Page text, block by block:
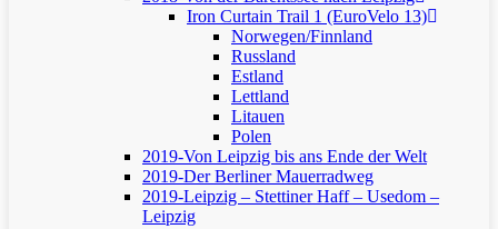
Iron Curtain Trail 1 (EuroVelo 13)
Norwegen/Finnland
Russland
Estland
Lettland
Litauen
Polen
2019-Von Leipzig bis ans Ende der Welt
2019-Der Berliner Mauerradweg
2019-Leipzig – Stettiner Haff – Usedom –
Leipzig